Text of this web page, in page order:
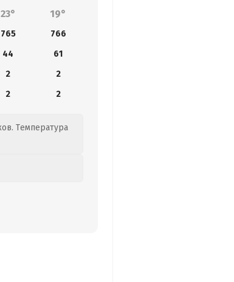
23° 19°
765
766
44
61
2
2
2 2
Температура